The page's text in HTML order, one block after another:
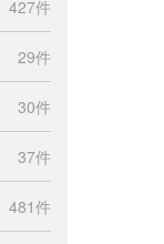
427件
29件
30件
37件
481件